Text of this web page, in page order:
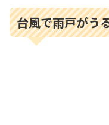
台風で雨戸がう